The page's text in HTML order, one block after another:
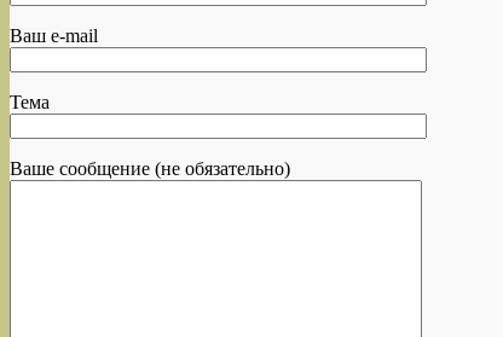
Ваш e-mail
Тема
Ваше сообщение (не обязательно)